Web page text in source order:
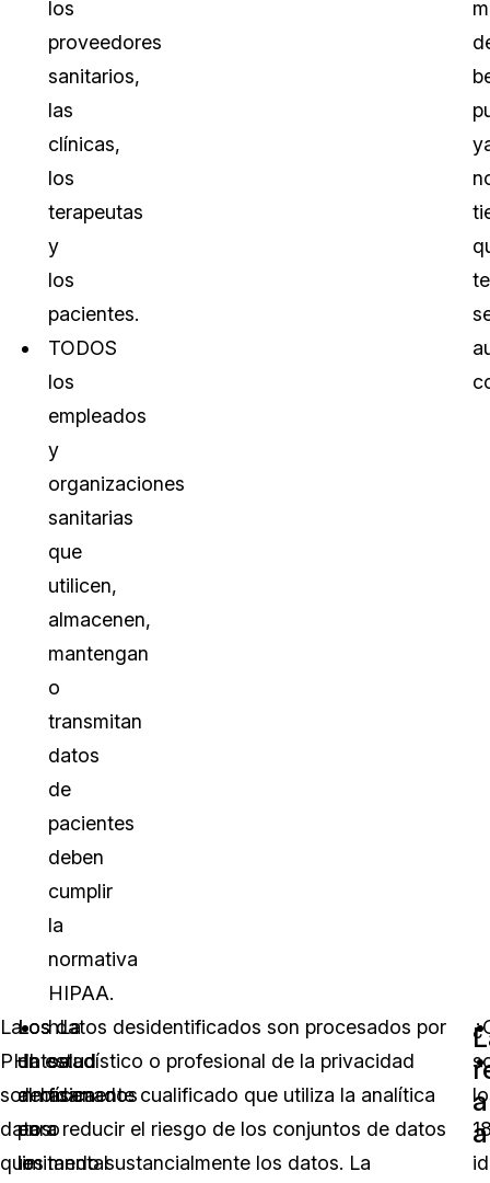
los
proveedores
sanitarios,
las
clínicas,
los
terapeutas
y
los
pacientes.
TODOS
los
empleados
y
organizaciones
sanitarias
que
utilicen,
almacenen,
mantengan
o
transmitan
datos
de
pacientes
deben
cumplir
la
normativa
HIPAA.
La
PHI
son
datos
que
hLa
salud
física
o
mental
Los
datos
almacenados
en
los
Los datos desidentificados son procesados por
un estadístico o profesional de la privacidad
debidamente cualificado que utiliza la analítica
para reducir el riesgo de los conjuntos de datos
limitando sustancialmente los datos. La